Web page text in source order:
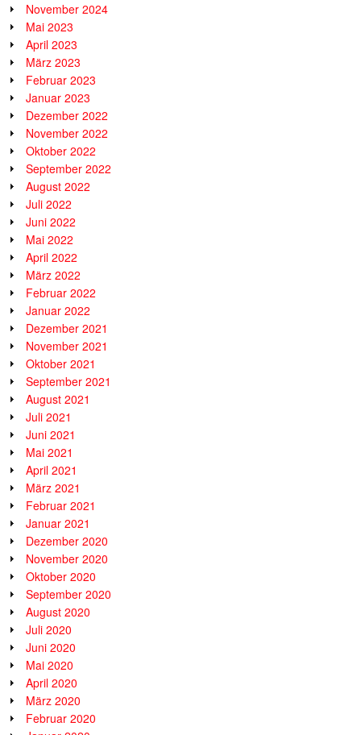
November 2024
Mai 2023
April 2023
März 2023
Februar 2023
Januar 2023
Dezember 2022
November 2022
Oktober 2022
September 2022
August 2022
Juli 2022
Juni 2022
Mai 2022
April 2022
März 2022
Februar 2022
Januar 2022
Dezember 2021
November 2021
Oktober 2021
September 2021
August 2021
Juli 2021
Juni 2021
Mai 2021
April 2021
März 2021
Februar 2021
Januar 2021
Dezember 2020
November 2020
Oktober 2020
September 2020
August 2020
Juli 2020
Juni 2020
Mai 2020
April 2020
März 2020
Februar 2020